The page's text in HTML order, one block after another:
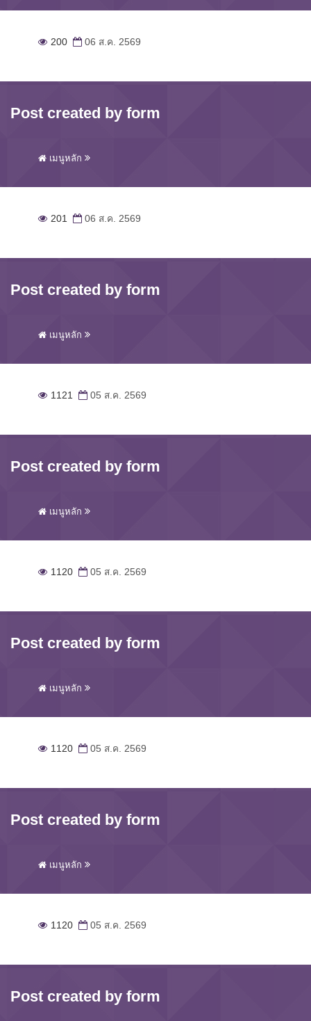
200 06 ส.ค. 2569
Post created by form
เมนูหลัก
201 06 ส.ค. 2569
Post created by form
เมนูหลัก
1121 05 ส.ค. 2569
Post created by form
เมนูหลัก
1120 05 ส.ค. 2569
Post created by form
เมนูหลัก
1120 05 ส.ค. 2569
Post created by form
เมนูหลัก
1120 05 ส.ค. 2569
Post created by form